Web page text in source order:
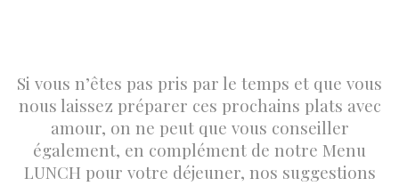
Si vous n’êtes pas pris par le temps et que vous
nous laissez préparer ces prochains plats avec
amour, on ne peut que vous conseiller
également, en complément de notre Menu
LUNCH pour votre déjeuner, nos suggestions